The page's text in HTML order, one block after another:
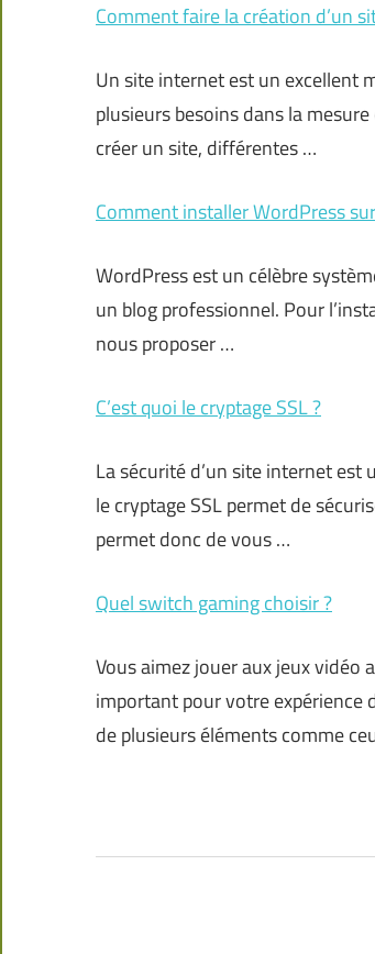
Comment faire la création d’un
Un site internet est un excellent
plusieurs besoins dans la
créer un site, différentes …
Comment installer WordPress
WordPress est un célèbre
un blog professionnel. Pour
nous proposer …
C’est quoi le cryptage SSL ?
La sécurité d’un site internet
le cryptage SSL permet de
permet donc de vous …
Quel switch gaming choisir ?
Vous aimez jouer aux jeux
important pour votre expérience
de plusieurs éléments comme